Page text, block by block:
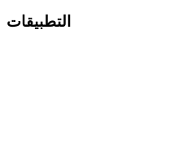
التطبيقات